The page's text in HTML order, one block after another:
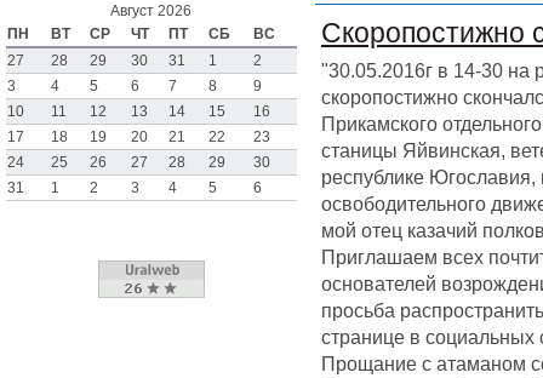
Скоропостижно
"30.05.2016г в 14-30 на
скоропостижно
Прикамского
станицы Яйвинская,
республике
освободительного
мой отец казачий
Приглашаем всех
основателей
просьба
странице в
Прощание с атаманом
Август 2026
ПН
ВТ СР ЧТ ПТ СБ
ВС
27
28 29 30 31 1
2
3
4 5 6 7 8
9
10
11 12 13 14 15
16
17
18 19 20 21 22
23
24
25 26 27 28 29
30
31
1 2 3 4 5 6